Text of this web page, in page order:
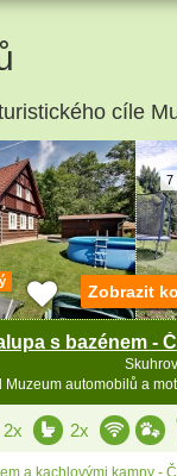
cíle
7
Skuhrov
Muzeum automobilů a
Zobrazit
2x 2x
a kachlovými kamny -